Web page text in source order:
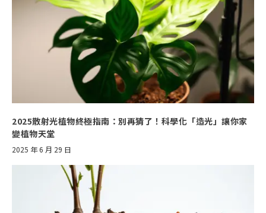
2025散射光植物終極指南：別再猜了！科學化「造光」讓你家
變植物天堂
2025 年 6 月 29 日